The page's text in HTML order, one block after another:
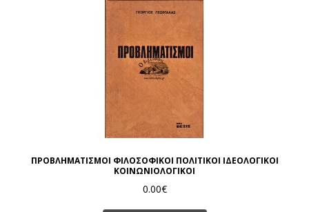
ΠΡΟΒΛΗΜΑΤΙΣΜΟΙ ΦΙΛΟΣΟΦΙΚΟΙ ΠΟΛΙΤΙΚΟΙ ΙΔΕΟΛΟΓΙΚΟΙ
ΚΟΙΝΩΝΙΟΛΟΓΙΚΟΙ
0.00€